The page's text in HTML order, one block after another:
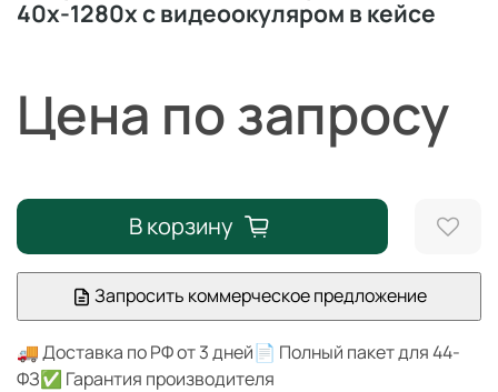
40х-1280х с видеоокуляром в кейсе
Цена по запросу
В корзину
Запросить коммерческое предложение
🚚 Доставка по РФ от 3 дней📄 Полный пакет для 44-
ФЗ✅ Гарантия производителя